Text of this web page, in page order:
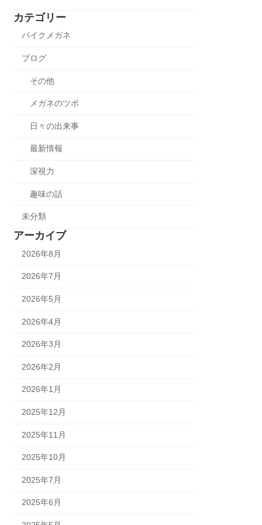
カテゴリー
バイクメガネ
ブログ
その他
メガネのツボ
日々の出来事
最新情報
深視力
趣味の話
未分類
アーカイブ
2026年8月
2026年7月
2026年5月
2026年4月
2026年3月
2026年2月
2026年1月
2025年12月
2025年11月
2025年10月
2025年7月
2025年6月